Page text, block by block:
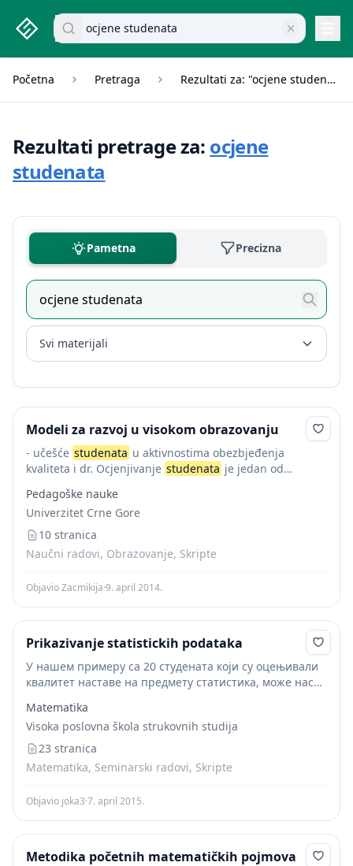
studenti.rs home page
Pretraži dokumente
Početna Pretraga Rezultati za: "ocjene studenata"
Rezultati pretrage za: ocjene
studenata
Pametna Precizna
Svi materijali
Modeli za razvoj u visokom obrazovanju
- učešće studenata u aktivnostima obezbjeđenja
kvaliteta i dr. Ocjenjivanje studenata je jedan od
zahtjevi za to su definisani u Standardu 3 . Po...
Pedagoške nauke
Univerzitet Crne Gore
10 stranica
Naučni radovi, Obrazovanje, Skripte
Objavio Zacmikija·9. april 2014.
Prikazivanje statistickih podataka
У нашем примеру са 20 студената који су оцењивали
квалитет наставе на предмету статистика, може нас
мању од ње и која је...
Matematika
Visoka poslovna škola strukovnih studija
23 stranica
Matematika, Seminarski radovi, Skripte
Objavio joka3·7. april 2015.
Metodika početnih matematičkih pojmova